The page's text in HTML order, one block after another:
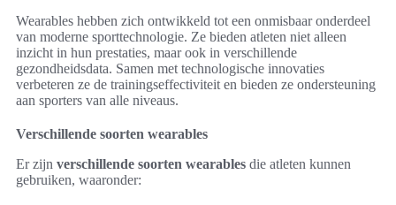
Wearables hebben zich ontwikkeld tot een onmisbaar onderdeel
van moderne sporttechnologie. Ze bieden atleten niet alleen
inzicht in hun prestaties, maar ook in verschillende
gezondheidsdata. Samen met technologische innovaties
verbeteren ze de trainingseffectiviteit en bieden ze ondersteuning
aan sporters van alle niveaus.
Verschillende soorten wearables
Er zijn verschillende soorten wearables die atleten kunnen
gebruiken, waaronder: